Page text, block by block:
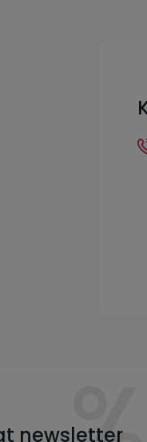
newsletter